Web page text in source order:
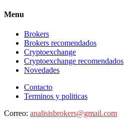
Menu
Brokers
Brokers recomendados
Cryptoexchange
Cryptoexchange recomendados
Novedades
Contacto
Terminos y politicas
Correo: analisisbrokers@gmail.com